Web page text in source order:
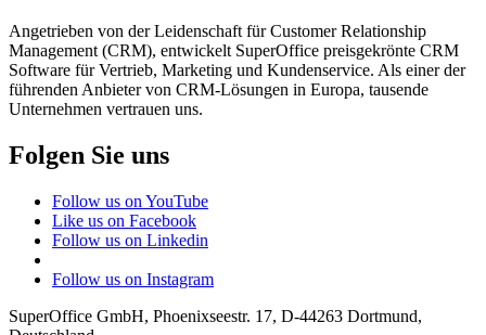
Angetrieben von der Leidenschaft für Customer Relationship
Management (CRM), entwickelt SuperOffice preisgekrönte CRM
Software für Vertrieb, Marketing und Kundenservice. Als einer der
führenden Anbieter von CRM-Lösungen in Europa, tausende
Unternehmen vertrauen uns.
Folgen Sie uns
Follow us on YouTube
Like us on Facebook
Follow us on Linkedin
Follow us on Instagram
SuperOffice GmbH, Phoenixseestr. 17, D-44263 Dortmund,